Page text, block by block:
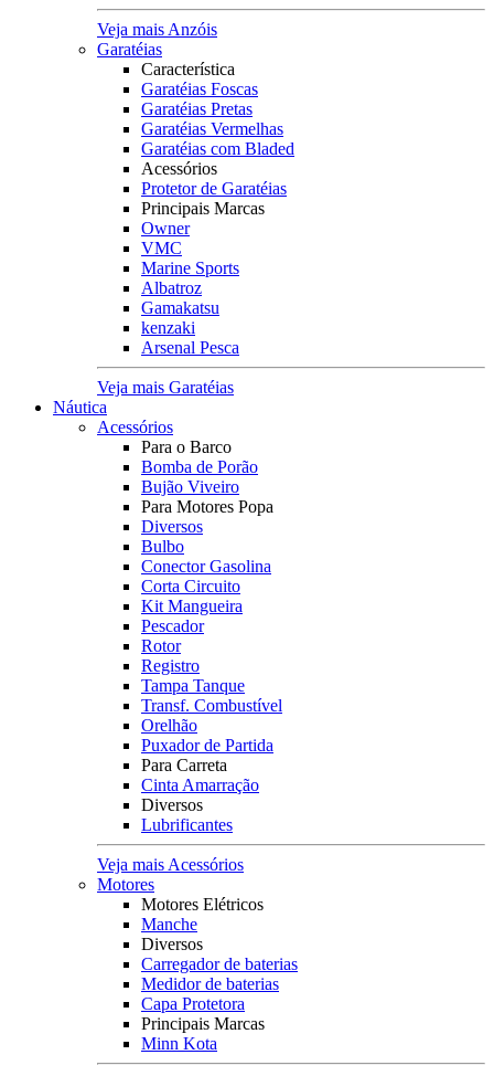
Veja mais Anzóis
Garatéias
Característica
Garatéias Foscas
Garatéias Pretas
Garatéias Vermelhas
Garatéias com Bladed
Acessórios
Protetor de Garatéias
Principais Marcas
Owner
VMC
Marine Sports
Albatroz
Gamakatsu
kenzaki
Arsenal Pesca
Veja mais Garatéias
Náutica
Acessórios
Para o Barco
Bomba de Porão
Bujão Viveiro
Para Motores Popa
Diversos
Bulbo
Conector Gasolina
Corta Circuito
Kit Mangueira
Pescador
Rotor
Registro
Tampa Tanque
Transf. Combustível
Orelhão
Puxador de Partida
Para Carreta
Cinta Amarração
Diversos
Lubrificantes
Veja mais Acessórios
Motores
Motores Elétricos
Manche
Diversos
Carregador de baterias
Medidor de baterias
Capa Protetora
Principais Marcas
Minn Kota